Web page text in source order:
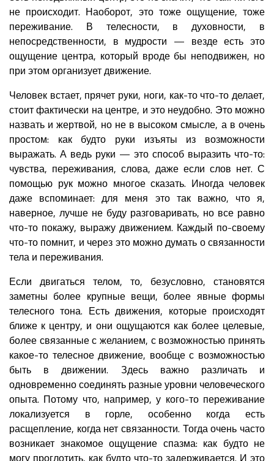
не происходит. Наоборот, это тоже ощущение, тоже
переживание. В телесности, в духовности, в
непосредственности, в мудрости — везде есть это
ощущение центра, который вроде бы неподвижен, но
при этом организует движение.
Человек встает, прячет руки, ноги, как-то что-то делает,
стоит фактически на центре, и это неудобно. Это можно
назвать и жертвой, но не в высоком смысле, а в очень
простом: как будто руки изъяты из возможности
выражать. А ведь руки — это способ выразить что-то:
чувства, переживания, слова, даже если слов нет. С
помощью рук можно многое сказать. Иногда человек
даже вспоминает: для меня это так важно, что я,
наверное, лучше не буду разговаривать, но все равно
что-то покажу, выражу движением. Каждый по-своему
что-то помнит, и через это можно думать о связанности
тела и переживания.
Если двигаться телом, то, безусловно, становятся
заметны более крупные вещи, более явные формы
телесного тона. Есть движения, которые происходят
ближе к центру, и они ощущаются как более целевые,
более связанные с желанием, с возможностью принять
какое-то телесное движение, вообще с возможностью
быть в движении. Здесь важно различать и
одновременно соединять разные уровни человеческого
опыта. Потому что, например, у кого-то переживание
локализуется в горле, особенно когда есть
расщепление, когда нет связанности. Тогда очень часто
возникает знакомое ощущение спазма: как будто не
могу проглотить, как будто что-то задерживается. И это